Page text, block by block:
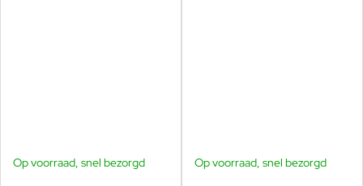
Op voorraad, snel bezorgd Op voorraad, snel bezorgd